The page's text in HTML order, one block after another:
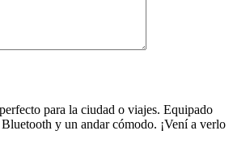
para la ciudad o viajes. Equipado
y un andar cómodo. ¡Vení a verlo